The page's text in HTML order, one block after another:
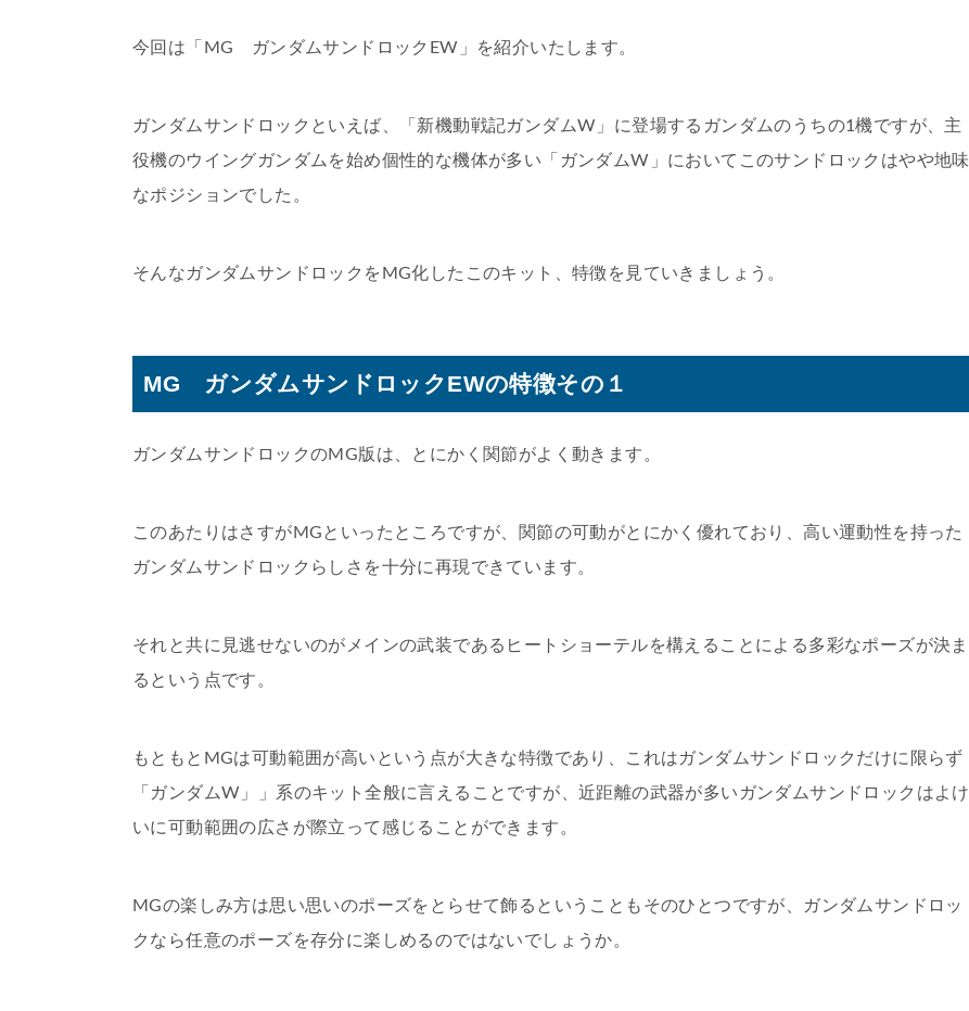
今回は「MG ガンダムサンドロックEW」を紹介いたします。
ガンダムサンドロックといえば、「新機動戦記ガンダムW」に登場するガンダムのうちの1機ですが、主
役機のウイングガンダムを始め個性的な機体が多い「ガンダムW」においてこのサンドロックはやや地味
なポジションでした。
そんなガンダムサンドロックをMG化したこのキット、特徴を見ていきましょう。
MG ガンダムサンドロックEWの特徴その１
ガンダムサンドロックのMG版は、とにかく関節がよく動きます。
このあたりはさすがMGといったところですが、関節の可動がとにかく優れており、高い運動性を持った
ガンダムサンドロックらしさを十分に再現できています。
それと共に見逃せないのがメインの武装であるヒートショーテルを構えることによる多彩なポーズが決ま
るという点です。
もともとMGは可動範囲が高いという点が大きな特徴であり、これはガンダムサンドロックだけに限らず
「ガンダムW」」系のキット全般に言えることですが、近距離の武器が多いガンダムサンドロックはよけ
いに可動範囲の広さが際立って感じることができます。
MGの楽しみ方は思い思いのポーズをとらせて飾るということもそのひとつですが、ガンダムサンドロッ
クなら任意のポーズを存分に楽しめるのではないでしょうか。